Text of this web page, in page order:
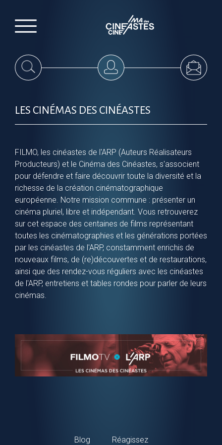
LES CINÉMAS DES CINÉASTES
FILMO, les cinéastes de l'ARP (Auteurs Réalisateurs
Producteurs) et le Cinéma des Cinéastes, s'associent
pour défendre et faire découvrir toute la diversité et la
richesse de la création cinématographique
européenne. Notre mission commune : présenter un
cinéma pluriel, libre et indépendant. Vous retrouverez
sur cet espace des centaines de films représentant
toutes les cinématographies et les générations portées
par les cinéastes de l'ARP, constamment enrichis de
nouveaux films, de (re)découvertes et de restaurations,
ainsi que des rendez-vous réguliers avec les cinéastes
de l'ARP, entretiens et tables rondes pour parler de leurs
cinémas.
Blog Réagissez